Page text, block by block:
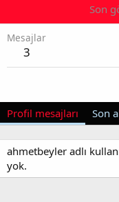
Son
Mesajlar
3
Profil mesajları Son
ahmetbeyler adlı
yok.